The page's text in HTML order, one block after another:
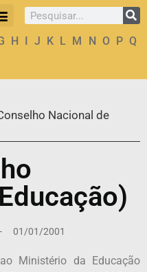
H I J K L M N O P Q
Nacional de
- 01/01/2001
Ministério da Educação